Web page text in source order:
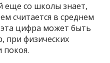
еще со школы знает,
считается в среднем
цифра может быть
при физических
покоя.